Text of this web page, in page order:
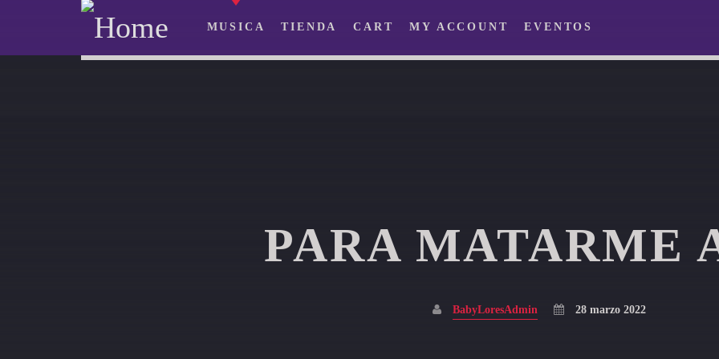
MUSICA TIENDA CART MY ACCOUNT EVENTOS
PARA MATARME
BabyLoresAdmin 28 marzo 2022